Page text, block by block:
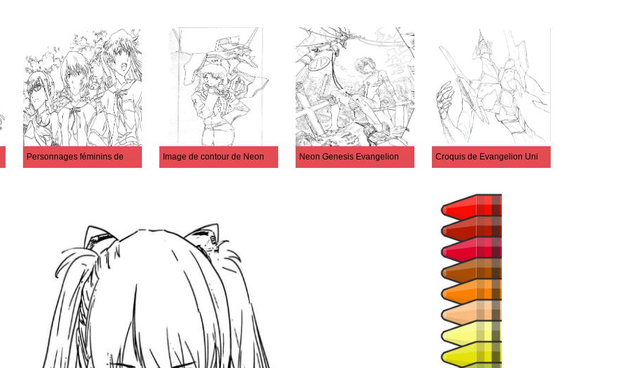
Personnages féminins de Neon Genesis Evangelion Image de contour de Neon Genesis Evangelion imprimable Neon Genesis Evangelion gratuitement Croquis de Evangelion Unité-01